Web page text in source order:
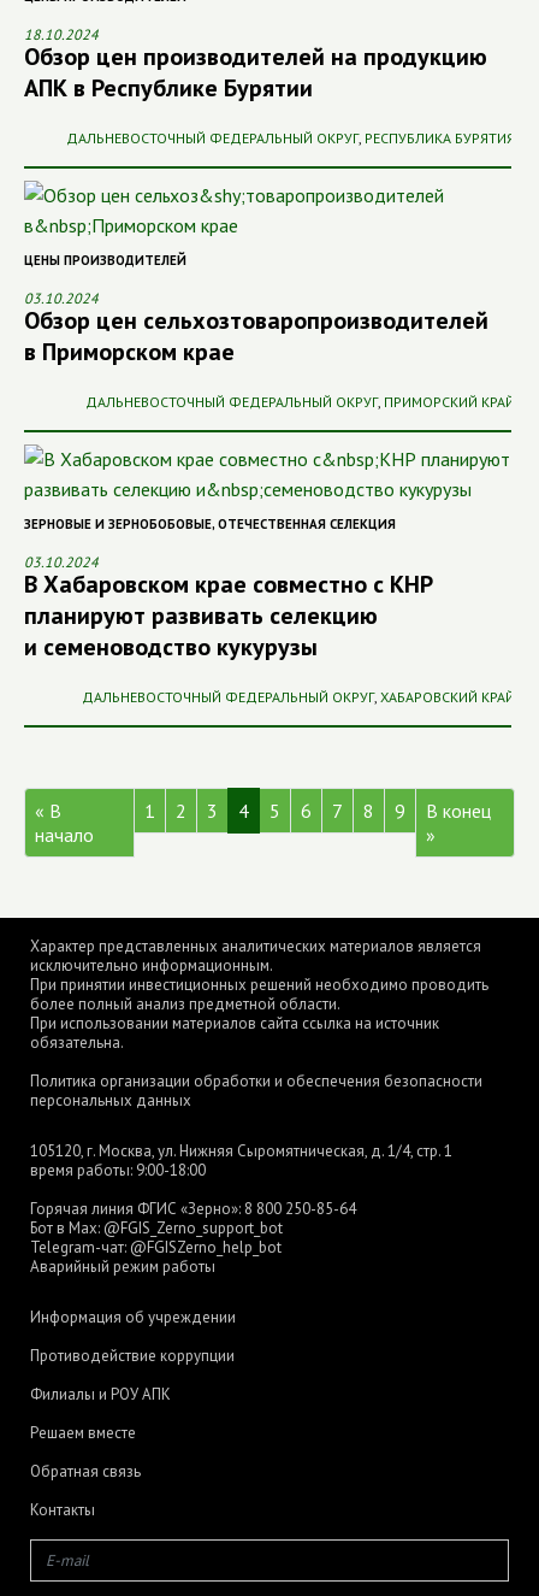
18.10.2024
Обзор цен производителей на продукцию
АПК в Республике Бурятии
ДАЛЬНЕВОСТОЧНЫЙ ФЕДЕРАЛЬНЫЙ ОКРУГ, РЕСПУБЛИКА БУРЯТИЯ
ЦЕНЫ ПРОИЗВОДИТЕЛЕЙ
03.10.2024
Обзор цен сельхоз­товаропроизводителей
в Приморском крае
ДАЛЬНЕВОСТОЧНЫЙ ФЕДЕРАЛЬНЫЙ ОКРУГ, ПРИМОРСКИЙ КРАЙ
ЗЕРНОВЫЕ И ЗЕРНОБОБОВЫЕ, ОТЕЧЕСТВЕННАЯ СЕЛЕКЦИЯ
03.10.2024
В Хабаровском крае совместно с КНР
планируют развивать селекцию
и семеноводство кукурузы
ДАЛЬНЕВОСТОЧНЫЙ ФЕДЕРАЛЬНЫЙ ОКРУГ, ХАБАРОВСКИЙ КРАЙ
« В
начало
1 2 3 4 5 6 7 8 9
В конец
»
Характер представленных аналитических материалов является
исключительно информационным.
При принятии инвестиционных решений необходимо проводить
более полный анализ предметной области.
При использовании материалов сайта ссылка на источник
обязательна.
Политика организации обработки и обеспечения безопасности
персональных данных
105120, г. Москва, ул. Нижняя Сыромятническая, д. 1/4, стр. 1
время работы: 9:00-18:00
Горячая линия ФГИС «Зерно»: 8 800 250-85-64
Бот в Max: @FGIS_Zerno_support_bot
Telegram-чат: @FGISZerno_help_bot
Аварийный режим работы
Информация об учреждении
Противодействие коррупции
Филиалы и РОУ АПК
Решаем вместе
Обратная связь
Контакты